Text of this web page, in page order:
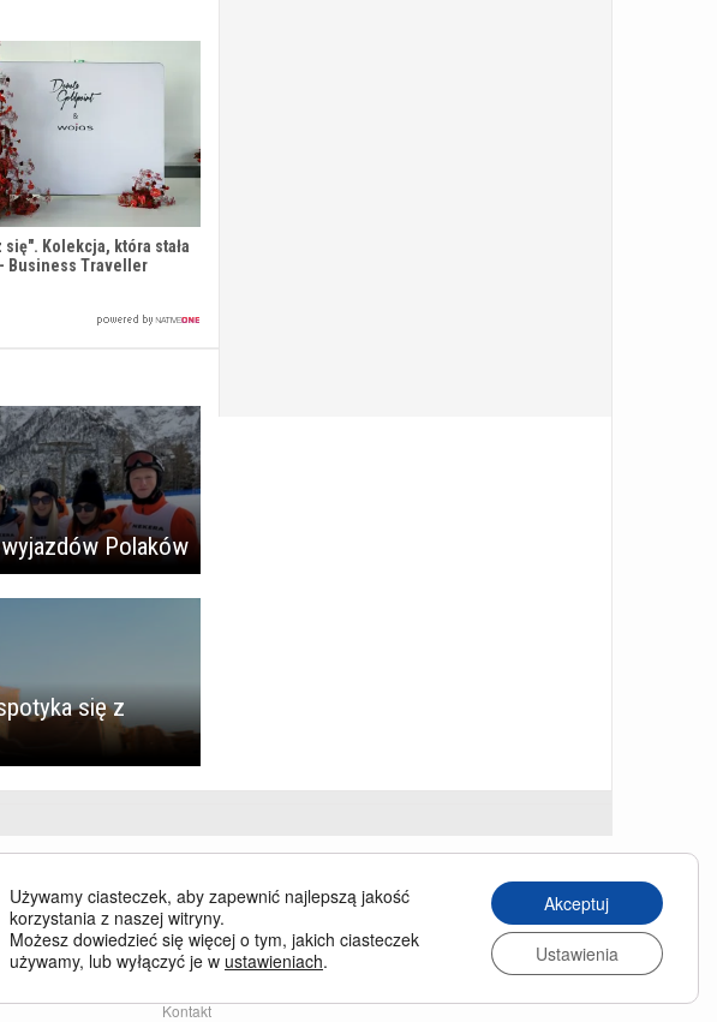
się". Kolekcja, która stała
Business Traveller
Polaków
się z
BUSINESS TRAVELLER
Business Traveller in English
Archiwum wydań
Prenumerata
Kontakt
Używamy ciasteczek, aby zapewnić najlepszą jakość
korzystania z naszej witryny.
Możesz dowiedzieć się więcej o tym, jakich ciasteczek
używamy, lub wyłączyć je w ustawieniach.
Akceptuj
Ustawienia